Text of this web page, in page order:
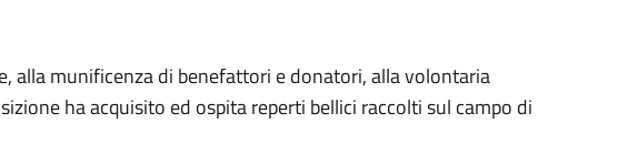
alla munificenza di benefattori e donatori, alla volontaria
ha acquisito ed ospita reperti bellici raccolti sul campo di